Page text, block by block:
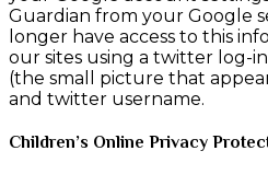
Guardian from your Google
longer have access to this
our sites using a twitter log-
(the small picture that
and twitter username.
Children’s Online Privacy